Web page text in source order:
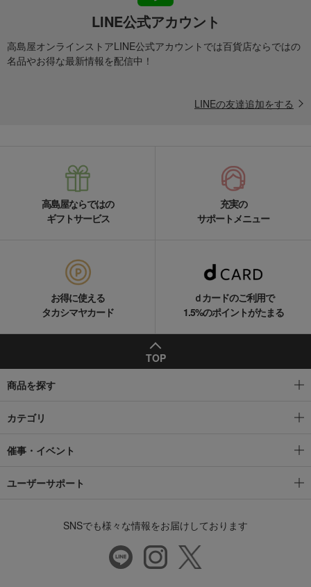
LINE公式アカウント
高島屋オンラインストアLINE公式アカウントでは百貨店ならではの
名品やお得な最新情報を配信中！
LINEの友達追加をする
高島屋ならではの
ギフトサービス
充実の
サポートメニュー
お得に使える
タカシマヤカード
ｄカードのご利用で
1.5%のポイントがたまる
TOP
商品を探す
カテゴリ
催事・イベント
ユーザーサポート
SNSでも様々な情報をお届けしております